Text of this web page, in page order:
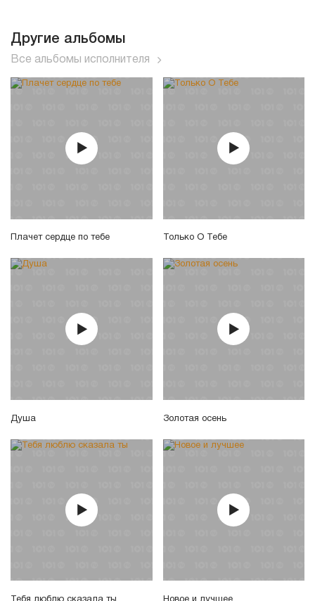
Другие альбомы
Все альбомы исполнителя
Плачет сердце по тебе Только О Тебе
Душа Золотая осень